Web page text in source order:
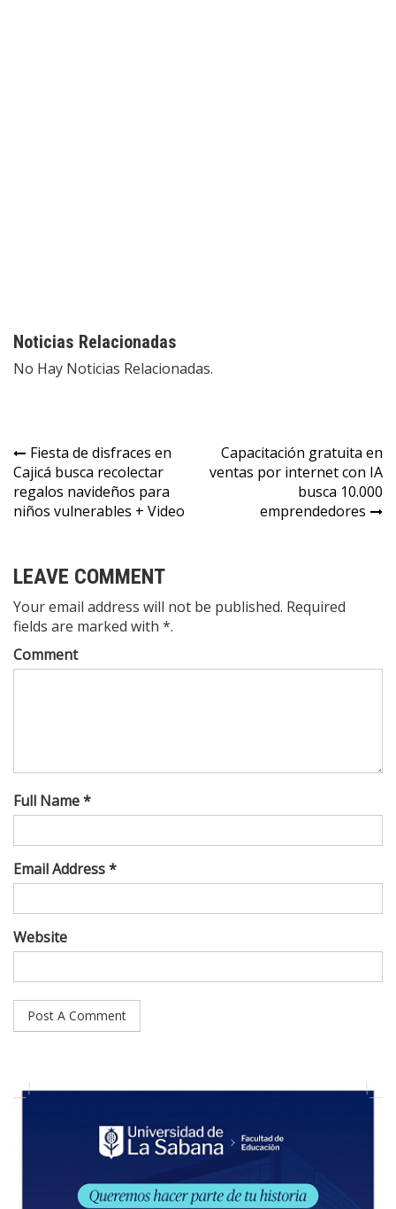
Noticias Relacionadas
No Hay Noticias Relacionadas.
Fiesta de disfraces en
Cajicá busca recolectar
regalos navideños para
niños vulnerables + Video
Capacitación gratuita en
ventas por internet con IA
busca 10.000
emprendedores
LEAVE COMMENT
Your email address will not be published. Required
fields are marked with *.
Comment
Full Name *
Email Address *
Website